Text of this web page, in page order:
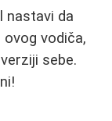
nastavi da
vodiča,
sebe.